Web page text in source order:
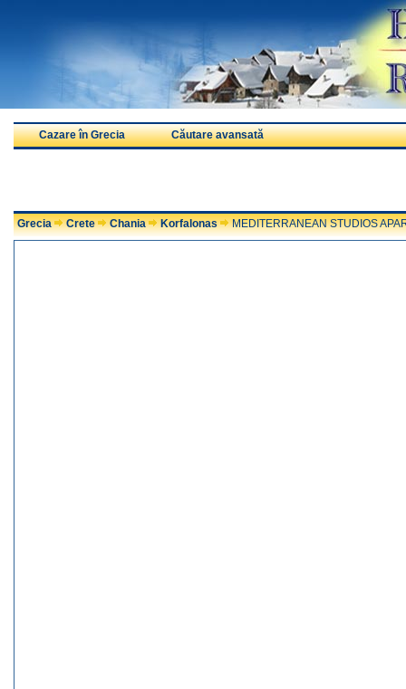
Cazare în Grecia Căutare avansată
Grecia Crete Chania Korfalonas MEDITERRANEAN STUDIOS